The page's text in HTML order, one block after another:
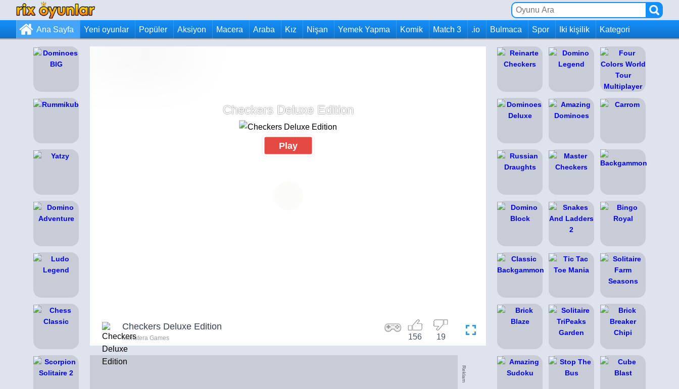
Ana Sayfa Yeni oyunlar Popüler Aksiyon Macera Araba Kız Nişan Yemek Yapma Komik Match 3 .io Bulmaca Spor Iki kişilik Kategori
Checkers Deluxe Edition
Play
Checkers Deluxe Edition
Monstera Games 19
156
Reklam